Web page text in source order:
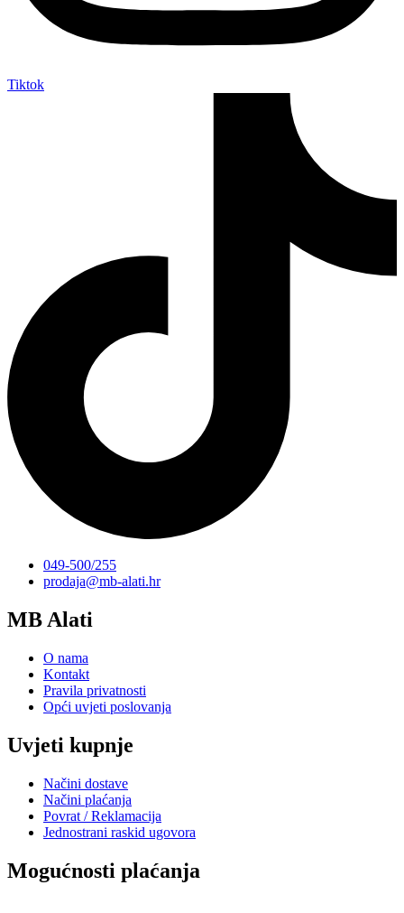
Tiktok
049-500/255
prodaja@mb-alati.hr
MB Alati
O nama
Kontakt
Pravila privatnosti
Opći uvjeti poslovanja
Uvjeti kupnje
Načini dostave
Načini plaćanja
Povrat / Reklamacija
Jednostrani raskid ugovora
Mogućnosti plaćanja